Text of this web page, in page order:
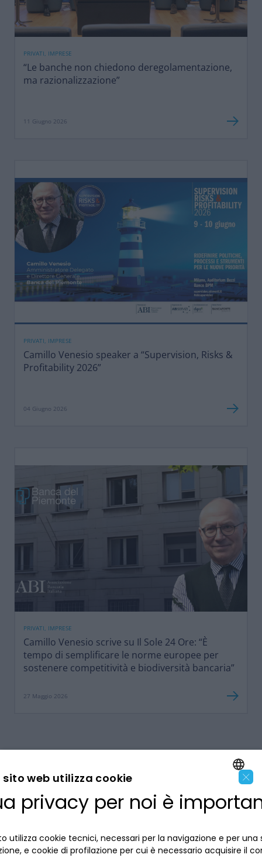
PRIVATI, IMPRESE
“Le banche non chiedono deregolamentazione,
ma razionalizzazione”
11 Giugno 2026
PRIVATI, IMPRESE
Camillo Venesio speaker a “Supervision, Risks &
Profitability 2026”
04 Giugno 2026
PRIVATI, IMPRESE
Camillo Venesio scrive su Il Sole 24 Ore: “È
tempo di semplificare le norme europee per
sostenere competitività e biodiversità bancaria”
27 Maggio 2026
LA BANCA
INFORMAZIONI PER IL CLIENTE
ENGLISH
×
sito web utilizza cookie
privacy per noi è
utilizza cookie tecnici, necessari per la navigazione e per una
e cookie di profilazione per cui è necessario acquisire il